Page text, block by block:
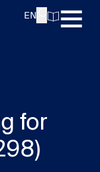
EN
for